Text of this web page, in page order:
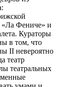
«Ла Фениче» и
Кураторы
в том, что
II невероятно
театр
театральных